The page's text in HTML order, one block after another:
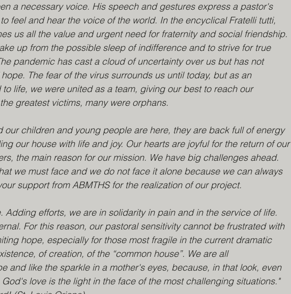
a necessary voice. His speech and gestures express a pastor's
feel and hear the voice of the world. In the encyclical Fratelli tutti,
us all the value and urgent need for fraternity and social friendship.
up from the possible sleep of indifference and to strive for true
pandemic has cast a cloud of uncertainty over us but has not
The fear of the virus surrounds us until today, but as an
life, we were united as a team, giving our best to reach our
greatest victims, many were orphans.
our children and young people are here, they are back full of energy
our house with life and joy. Our hearts are joyful for the return of our
the main reason for our mission. We have big challenges ahead.
we must face and we do not face it alone because we can always
support from ABMTHS for the realization of our project.
Adding efforts, we are in solidarity in pain and in the service of life.
For this reason, our pastoral sensitivity cannot be frustrated with
hope, especially for those most fragile in the current dramatic
of creation, of the “common house”. We are all
and like the sparkle in a mother's eyes, because, in that look, even
love is the light in the face of the most challenging situations."